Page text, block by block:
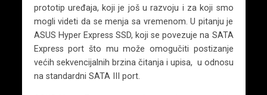
prototip uređaja, koji je još u razvoju i za koji smo
mogli videti da se menja sa vremenom. U pitanju je
ASUS Hyper Express SSD, koji se povezuje na SATA
Express port što mu može omogučiti postizanje
većih sekvencijalnih brzina čitanja i upisa, u odnosu
na standardni SATA III port.